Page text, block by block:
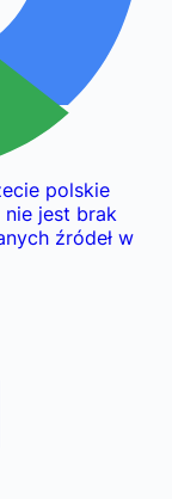
polskie
nie jest brak
źródeł w